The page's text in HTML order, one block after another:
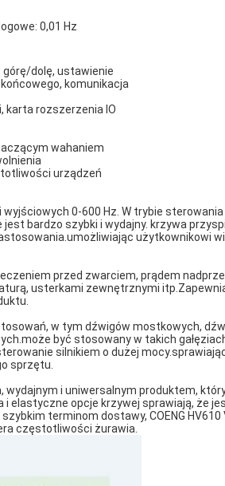
0,01 Hz
górę/dolę, ustawienie
komunikacja
karta rozszerzenia IO
wahaniem
urządzeń
0-600 Hz. W trybie
bardzo szybki i wydajny. krzywa
użytkownikowi
przed zwarciem, prądem
usterkami zewnętrznymi
w tym dźwigów mostkowych,
być stosowany w takich
silnikiem o dużej
sprzętu.
wydajnym i uniwersalnym produktem,
elastyczne opcje krzywej sprawiają, że
terminom dostawy, COENG HV610
częstotliwości żurawia.